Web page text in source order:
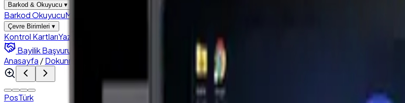
Barkod & Okuyucu ▾
Barkod OkuyucuModül Barkod Okuyucu
Çevre Birimleri ▾
Kontrol KartlarıYazıcı
Bayilik Başvurusu
Anasayfa /Dokunmatik Monitör PosTürk TCH-1850M 18.5'' Dokunmatik Monitör VGA HDMI DVI 1920*1080 FHD
PosTürk